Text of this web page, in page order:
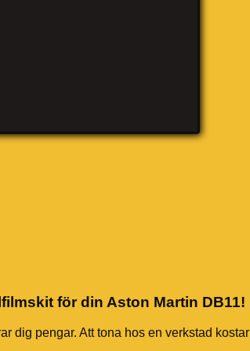
för din Aston Martin DB11!
dig pengar. Att tona hos en verkstad kostar